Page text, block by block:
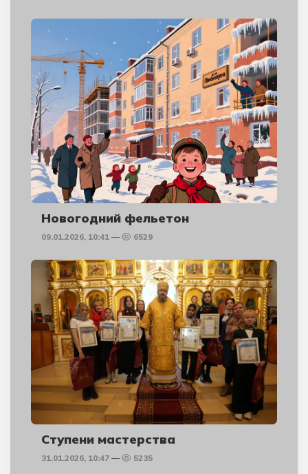
Новогодний фельетон
09.01.2026, 10:41 6529
Ступени мастерства
31.01.2026, 10:47 5235